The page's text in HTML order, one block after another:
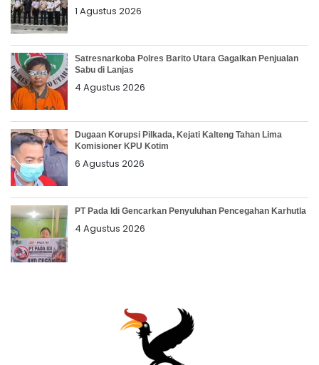
1 Agustus 2026
Satresnarkoba Polres Barito Utara Gagalkan Penjualan
Sabu di Lanjas
4 Agustus 2026
Dugaan Korupsi Pilkada, Kejati Kalteng Tahan Lima
Komisioner KPU Kotim
6 Agustus 2026
PT Pada Idi Gencarkan Penyuluhan Pencegahan Karhutla
4 Agustus 2026